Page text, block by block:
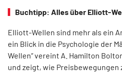
Buchtipp: Alles über Elliott-
Elliott-Wellen sind mehr als ein
ein Blick in die Psychologie der
Wellen“ vereint A. Hamilton
und zeigt, wie Preisbewegungen